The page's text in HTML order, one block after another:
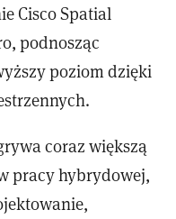
Cisco Spatial
podnosząc
poziom dzięki
coraz większą
pracy hybrydowej,